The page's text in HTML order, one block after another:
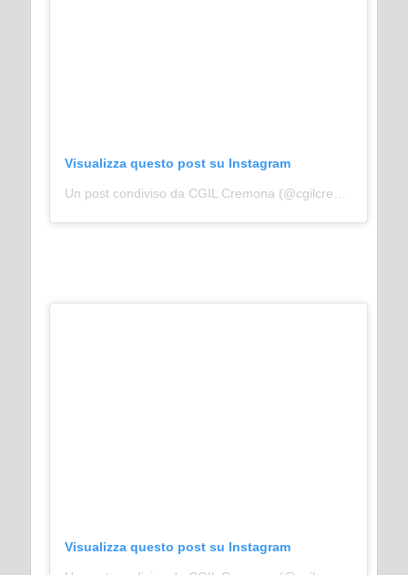
Visualizza questo post su Instagram
Visualizza questo post su Instagram